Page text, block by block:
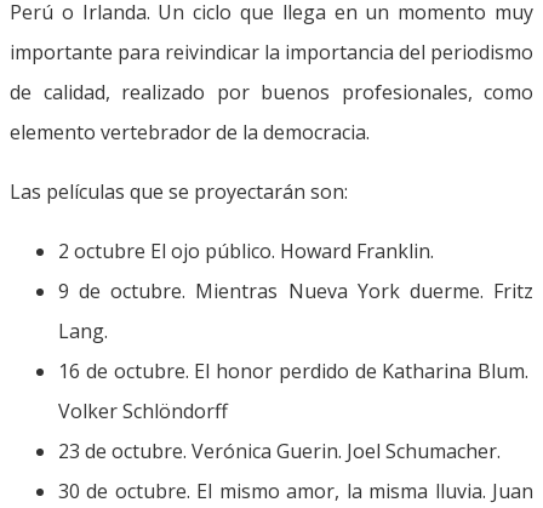
Perú o Irlanda. Un ciclo que llega en un momento muy
importante para reivindicar la importancia del periodismo
de calidad, realizado por buenos profesionales, como
elemento vertebrador de la democracia.
Las películas que se proyectarán son:
2 octubre El ojo público. Howard Franklin.
9 de octubre. Mientras Nueva York duerme. Fritz
Lang.
16 de octubre. El honor perdido de Katharina Blum.
Volker Schlöndorff
23 de octubre. Verónica Guerin. Joel Schumacher.
30 de octubre. El mismo amor, la misma lluvia. Juan